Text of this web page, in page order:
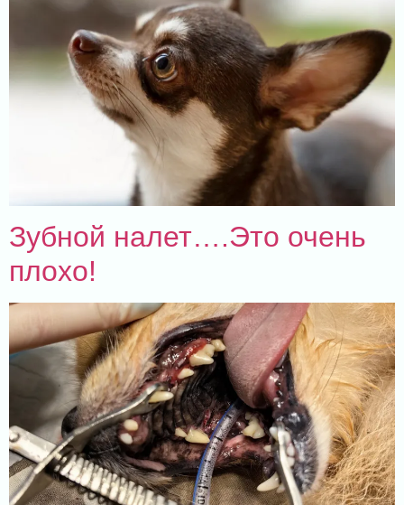
Зубной налет….Это очень
плохо!